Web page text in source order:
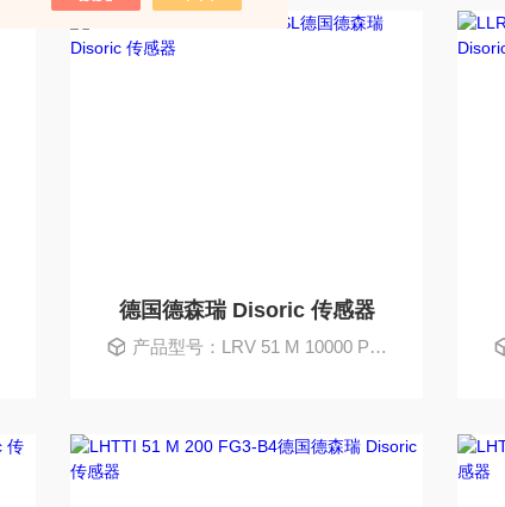
德国德森瑞 Disoric 传感器
产品型号：LRV 51 M 10000 P3K-TSSL